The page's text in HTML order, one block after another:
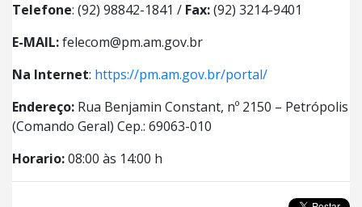
Telefone: (92) 98842-1841 / Fax:(92) 3214-9401
E-MAIL:felecom@pm.am.gov.br
Na Internet: https://pm.am.gov.br/portal/
Endereço: Rua Benjamin Constant, nº 2150 – Petrópolis
(Comando Geral) Cep.: 69063-010
Horario:08:00 às 14:00 h